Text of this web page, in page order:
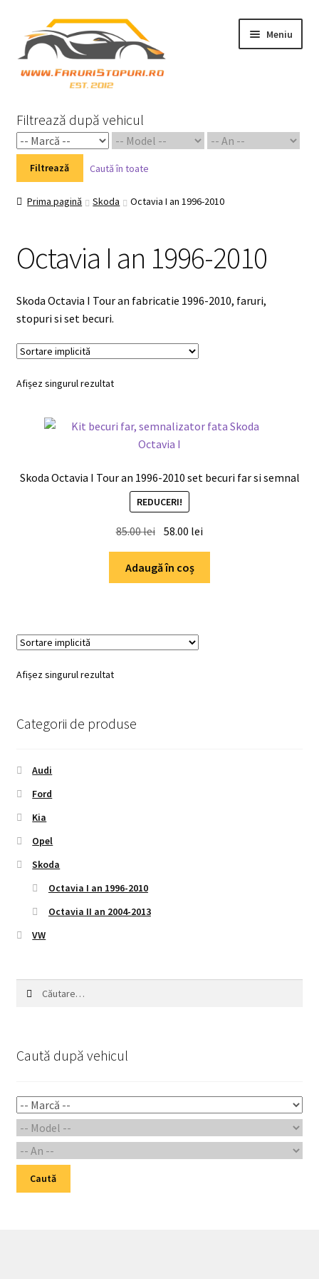
navigare
conținut
Meniu
Cart
Checkout
My Account
Piese Auto 2
Filtrează după vehicul
Filtrează Caută în toate
Prima pagină Skoda Octavia I an 1996-2010
Octavia I an 1996-2010
Skoda Octavia I Tour an fabricatie 1996-2010, faruri,
stopuri si set becuri.
Afișez singurul rezultat
Skoda Octavia I Tour an 1996-2010 set becuri far si semnal
REDUCERI!
85.00lei Prețul
a
fost:
58.00 leiPrețul
58.00 lei.
Adaugă în coș
Afișez singurul rezultat
Categorii de produse
Audi
Ford
Kia
Opel
Skoda
Octavia I an 1996-2010
Octavia II an 2004-2013
VW
Caută după vehicul
Caută